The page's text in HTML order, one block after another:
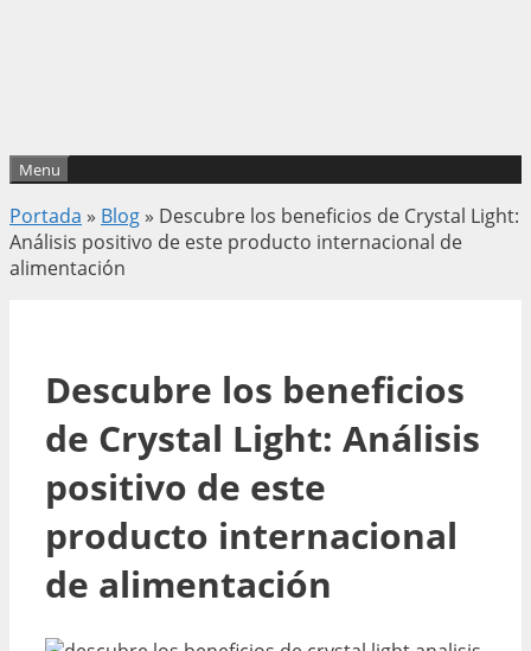
Menu
Portada » Blog » Descubre los beneficios de Crystal Light:
Análisis positivo de este producto internacional de
alimentación
Descubre los beneficios
de Crystal Light: Análisis
positivo de este
producto internacional
de alimentación